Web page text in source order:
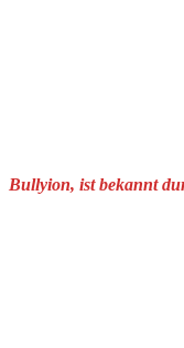
Bullyion, ist bekannt